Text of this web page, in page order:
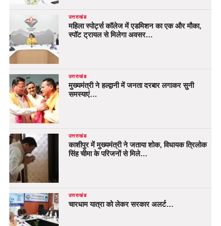
उत्तराखंड
महिला स्पोर्ट्स कॉलेज में एडमिशन का एक और मौका,
स्पॉट ट्रायल से मिलेगा अवसर…
उत्तराखंड
मुख्यमंत्री ने हल्द्वानी में जनता दरबार लगाकर सुनी
समस्याएं…
उत्तराखंड
काशीपुर में मुख्यमंत्री ने जताया शोक, विधायक त्रिलोक
सिंह चीमा के परिजनों से मिले…
उत्तराखंड
चारधाम यात्रा को लेकर सरकार अलर्ट…